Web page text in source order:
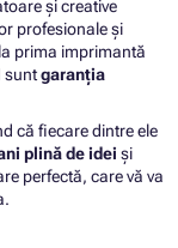
și creative
profesionale și
prima imprimantă
suntgaranția
că fiecare dintre ele
plină de idei și
perfectă, care vă va